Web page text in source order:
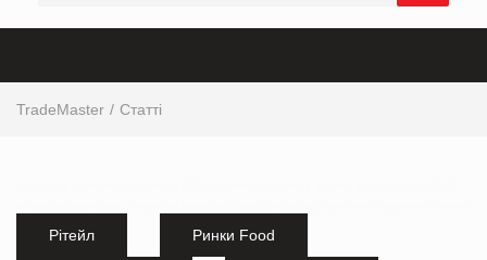
TradeMaster Статті
Рітейл Ринки Food